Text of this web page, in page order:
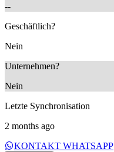
--
Geschäftlich?
Nein
Unternehmen?
Nein
Letzte Synchronisation
2 months ago
KONTAKT WHATSAPP